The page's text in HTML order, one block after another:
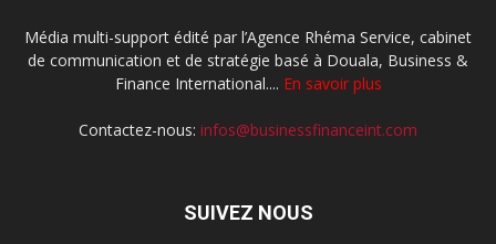
Média multi-support édité par l’Agence Rhéma Service, cabinet
de communication et de stratégie basé à Douala, Business &
Finance International.... En savoir plus
Contactez-nous: infos@businessfinanceint.com
SUIVEZ NOUS